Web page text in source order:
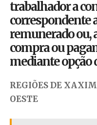
trabalhador a
correspondente
remunerado ou,
compra ou
mediante opção
REGIÕES DE
OESTE